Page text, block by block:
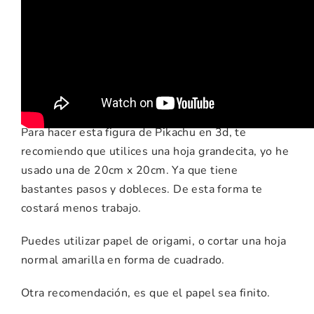
Para hacer esta figura de Pikachu en 3d, te
recomiendo que utilices una hoja grandecita, yo he
usado una de 20cm x 20cm. Ya que tiene
bastantes pasos y dobleces. De esta forma te
costará menos trabajo.
Puedes utilizar papel de origami, o cortar una hoja
normal amarilla en forma de cuadrado.
Otra recomendación, es que el papel sea finito.